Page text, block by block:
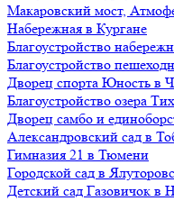
Макаровский мост,
Набережная в Кургане
Благоустройство
Благоустройство
Дворец спорта Юность в
Благоустройство озера
Дворец самбо и
Александровский сад в
Гимназия 21 в Тюмени
Городской сад в
Детский сад Газовичок в